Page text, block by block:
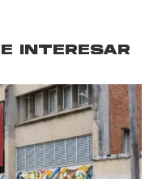
INTERESAR